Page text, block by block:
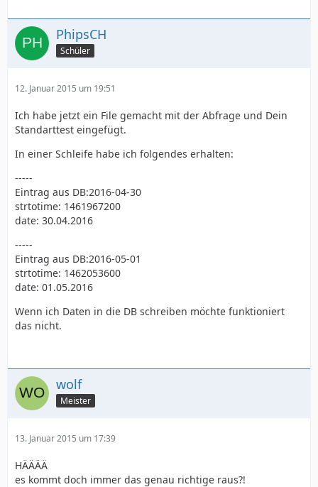
PhipsCH
Schüler
12. Januar 2015 um 19:51
Ich habe jetzt ein File gemacht mit der Abfrage und Dein
Standarttest eingefügt.
In einer Schleife habe ich folgendes erhalten:
-----
Eintrag aus DB:2016-04-30
strtotime: 1461967200
date: 30.04.2016
-----
Eintrag aus DB:2016-05-01
strtotime: 1462053600
date: 01.05.2016
Wenn ich Daten in die DB schreiben möchte funktioniert
das nicht.
wolf
Meister
13. Januar 2015 um 17:39
HÄÄÄÄ
es kommt doch immer das genau richtige raus?!